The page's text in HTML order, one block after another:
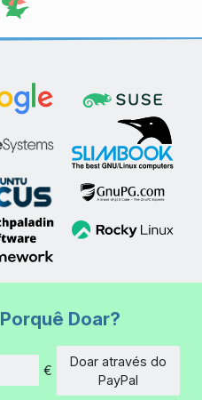
Porquê Doar?
Montante
€
Doar através do
PayPal